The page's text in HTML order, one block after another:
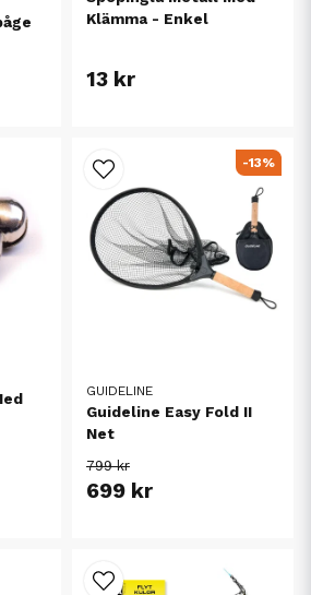
Klämma - Enkel
13 kr
GUIDELINE
Guideline Easy Fold II
Net
799 kr
699 kr
-13%